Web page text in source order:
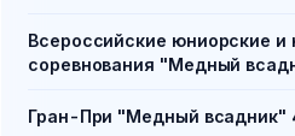
Всероссийские юниорские
соревнования "Медный
Гран-При "Медный всадник"